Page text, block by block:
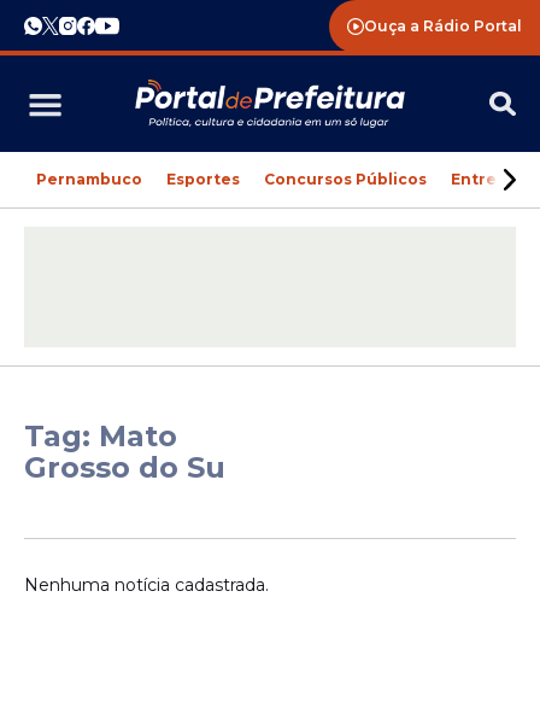
Ouça a Rádio Portal
Pernambuco Esportes Concursos Públicos
Tag: Mato
Grosso do Su
Nenhuma notícia cadastrada.